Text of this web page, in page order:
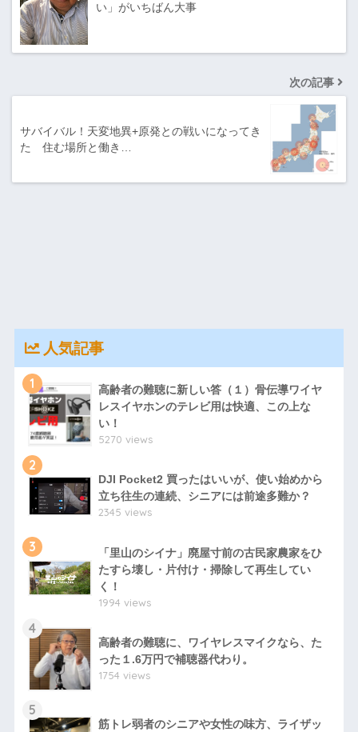
い」がいちばん大事
次の記事
サバイバル！天変地異+原発との戦いになってき
た 住む場所と働き…
人気記事
1
高齢者の難聴に新しい答（１）骨伝導ワイヤ
レスイヤホンのテレビ用は快適、この上な
い！
5270 views
2
DJI Pocket2 買ったはいいが、使い始めから
立ち往生の連続、シニアには前途多難か？
2345 views
3
「里山のシイナ」廃屋寸前の古民家農家をひ
たすら壊し・片付け・掃除して再生してい
く！
1994 views
4
高齢者の難聴に、ワイヤレスマイクなら、た
った１.6万円で補聴器代わり。
1754 views
5
筋トレ弱者のシニアや女性の味方、ライザッ